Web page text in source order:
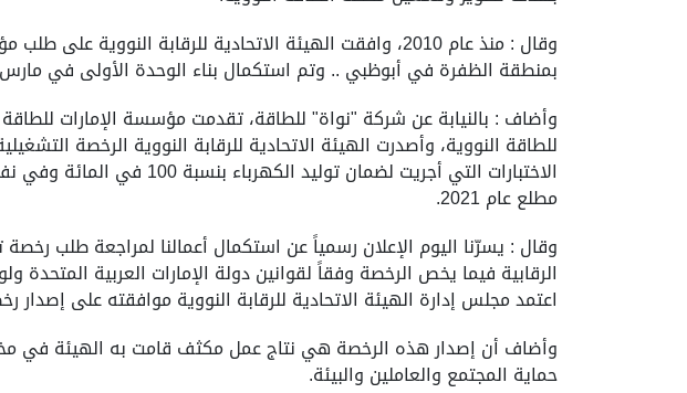
وقال : منذ عام 2010، وافقت الهيئة الاتحادية للرقابة
بمنطقة الظفرة في أبوظبي .. وتم استكمال بناء الوحدة الأولى في مارس 2019، وتم استكمال بناء الوحدة الثانية في يوليو 2020 .
الاختبارات التي أجريت
مطلع عام 2021.
وقال : يسرّنا اليوم الإعلان رسمياً عن استكمال أعمالنا لمراجعة طلب
الرقابية فيما يخص الرخصة وفقاً لقوانين دولة الإمارات العربية المتحدة
اعتمد مجلس إدارة الهيئة الاتحادية للرقابة النووية موافقته على
حماية المجتمع والعاملين والبيئة.